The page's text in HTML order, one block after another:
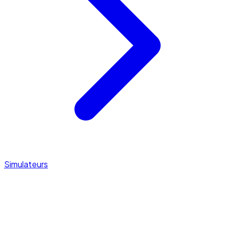
Simulateurs